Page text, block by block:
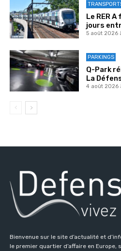
Le RER
jours
5 août 2026
PARKINGS
Q-Park
La
4 août 2026
Bienvenue sur le site d’actualité et
le premier quartier d’affaire en Europe,